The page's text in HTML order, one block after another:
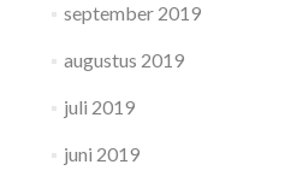
september 2019
augustus 2019
juli 2019
juni 2019